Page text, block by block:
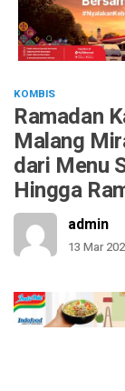
KOMBIS
Ramadan
Malang
dari Menu
Hingga
admin
13 Mar